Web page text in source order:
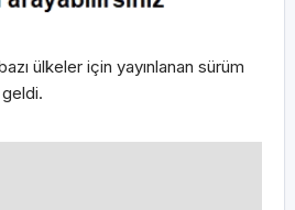
ülkeler için yayınlanan sürüm